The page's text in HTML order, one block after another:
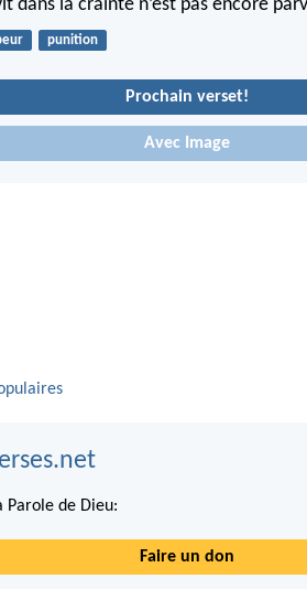
dans la crainte n’est pas encore
punition
Prochain verset!
Avec Image
Parole de Dieu:
Faire un don